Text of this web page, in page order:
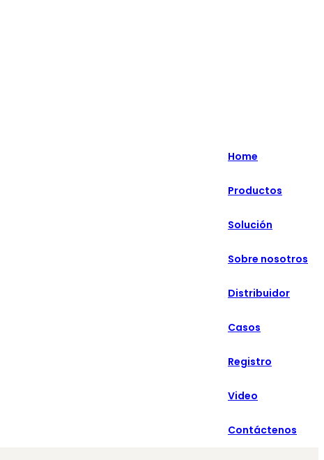
русский
Español
Home
Productos
Solución
Sobre nosotros
Distribuidor
Casos
Registro
Video
Contáctenos